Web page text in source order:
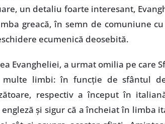
un detaliu foarte interesant,
greacă, în semn de comuniune
ecumenică deosebită.
Evangheliei, a urmat omilia pe care
limbi: în funcţie de sfântul
respectiv a început în
şi sigur că a încheiat în limba